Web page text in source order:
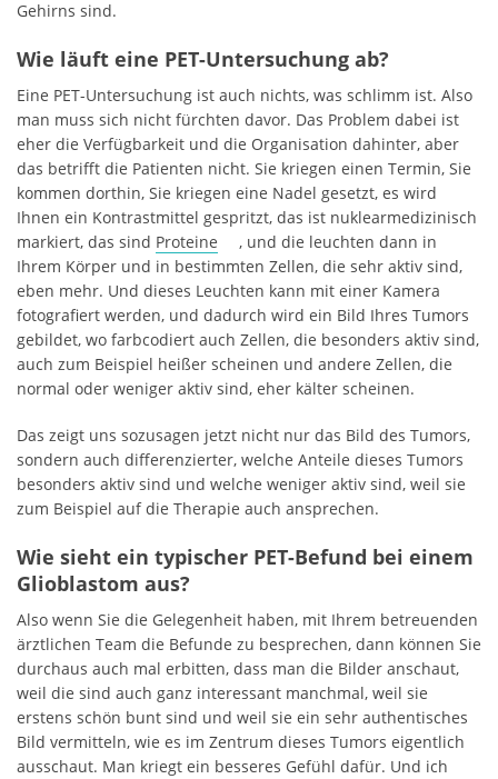
Gehirns sind.
Wie läuft eine PET-Untersuchung ab?
Eine PET-Untersuchung ist auch nichts, was schlimm ist. Also
man muss sich nicht fürchten davor. Das Problem dabei ist
eher die Verfügbarkeit und die Organisation dahinter, aber
das betrifft die Patienten nicht. Sie kriegen einen Termin, Sie
kommen dorthin, Sie kriegen eine Nadel gesetzt, es wird
Ihnen ein Kontrastmittel gespritzt, das ist nuklearmedizinisch
markiert, das sind Proteine
, und die leuchten dann in
Ihrem Körper und in bestimmten Zellen, die sehr aktiv sind,
eben mehr. Und dieses Leuchten kann mit einer Kamera
fotografiert werden, und dadurch wird ein Bild Ihres Tumors
gebildet, wo farbcodiert auch Zellen, die besonders aktiv sind,
auch zum Beispiel heißer scheinen und andere Zellen, die
normal oder weniger aktiv sind, eher kälter scheinen.
Das zeigt uns sozusagen jetzt nicht nur das Bild des Tumors,
sondern auch differenzierter, welche Anteile dieses Tumors
besonders aktiv sind und welche weniger aktiv sind, weil sie
zum Beispiel auf die Therapie auch ansprechen.
Wie sieht ein typischer PET-Befund bei einem
Glioblastom aus?
Also wenn Sie die Gelegenheit haben, mit Ihrem betreuenden
ärztlichen Team die Befunde zu besprechen, dann können Sie
durchaus auch mal erbitten, dass man die Bilder anschaut,
weil die sind auch ganz interessant manchmal, weil sie
erstens schön bunt sind und weil sie ein sehr authentisches
Bild vermitteln, wie es im Zentrum dieses Tumors eigentlich
ausschaut. Man kriegt ein besseres Gefühl dafür. Und ich